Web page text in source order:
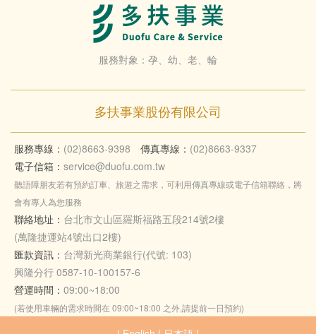
服務對象：孕、幼、老、輪
多扶事業股份有限公司
服務專線： (02)8663-9398 傳真專線： (02)8663-9337
電子信箱： service@duofu.com.tw
聽語障朋友若有預約訂車、旅遊之需求，可利用傳真專線或電子信箱聯絡，將
會有專人為您服務
聯絡地址： 台北市文山區羅斯福路五段214號2樓
(萬隆捷運站4號出口2樓)
匯款資訊： 台灣新光商業銀行(代號: 103)
興隆分行 0587-10-100157-6
營運時間： 09:00~18:00
(若使用車輛的需求時間在 09:00~18:00 之外,請提前一日預約)